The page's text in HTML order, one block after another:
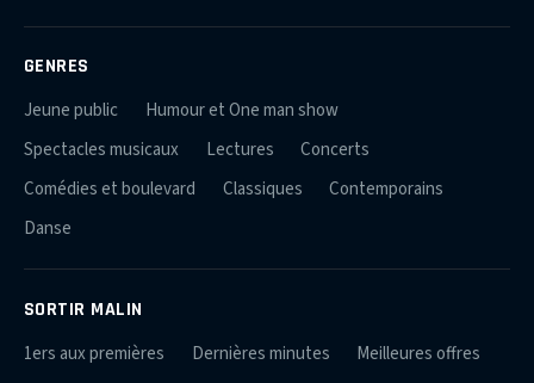
GENRES
Jeune public
Humour et One man show
Spectacles musicaux
Lectures
Concerts
Comédies et boulevard
Classiques
Contemporains
Danse
SORTIR MALIN
1ers aux premières Dernières minutes
Meilleures offres